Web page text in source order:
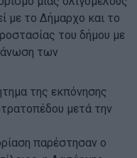
με το Δήμαρχο και το
του δήμου με
των
της εκπόνησης
μετά την
παρέστησαν ο